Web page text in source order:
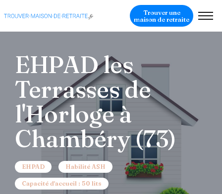
Trouver une
maison de retraite
EHPAD les
Terrasses de
l'Horloge à
Chambéry (73)
EHPAD Habilité ASH
Capacité d'accueil : 50 lits